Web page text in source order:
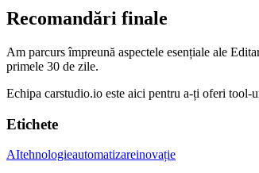
Recomandări finale
Am parcurs împreună aspectele esențiale ale
primele 30 de zile.
Echipa carstudio.io este aici pentru a-ți oferi tool-
Etichete
AItehnologieautomatizareinovație